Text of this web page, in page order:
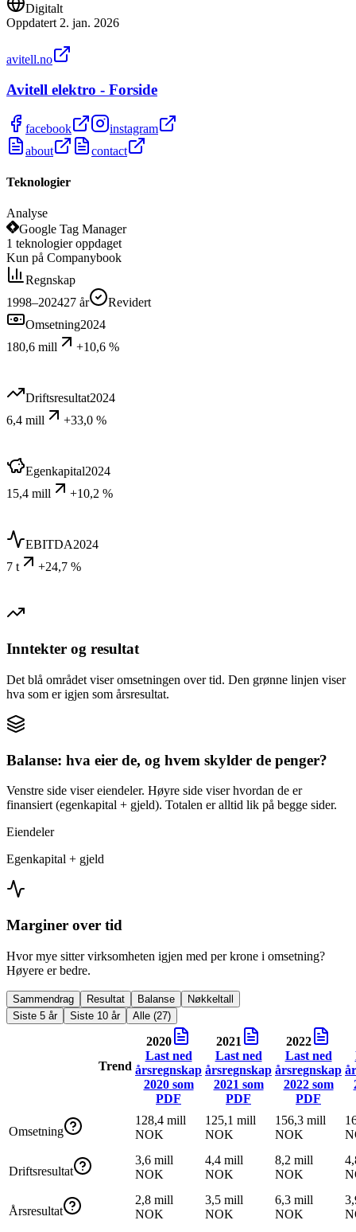
Digitalt
Oppdatert 2. jan. 2026
avitell.no
Avitell elektro - Forside
facebook
instagram
about
contact
Teknologier
Analyse
Google Tag Manager
1 teknologier oppdaget
Kun på Companybook
Regnskap
1998–202427 år
Revidert
Omsetning2024
180,6 mill
+10,6 %
Driftsresultat2024
6,4 mill
+33,0 %
Egenkapital2024
15,4 mill
+10,2 %
EBITDA2024
7 t
+24,7 %
Inntekter og resultat
Det blå området viser omsetningen over tid. Den grønne linjen viser
hva som er igjen som årsresultat.
Balanse: hva eier de, og hvem skylder de penger?
Venstre side viser eiendeler. Høyre side viser hvordan de er
finansiert (egenkapital + gjeld). Totalen er alltid lik på begge sider.
Eiendeler
Egenkapital + gjeld
Marginer over tid
Hvor mye sitter virksomheten igjen med per krone i omsetning?
Høyere er bedre.
Sammendrag Resultat Balanse
Nøkkeltall
Siste 5 år
Siste 10 år Alle (27)
Trend
2020
Last ned
årsregnskap
2020som
PDF
2021
Last ned
årsregnskap
2021 som
PDF
2022
Last ned
årsregnskap
2022som
PDF
Omsetning
128,4 mill
NOK
125,1 mill
NOK
156,3 mill
NOK
Driftsresultat
3,6 mill
NOK
4,4 mill
NOK
8,2 mill
NOK
Årsresultat
2,8 mill
NOK
3,5 mill
NOK
6,3 mill
NOK